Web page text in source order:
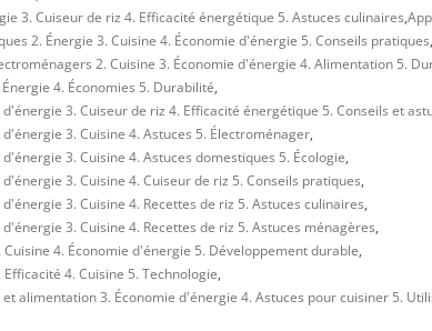
3. Cuiseur de riz 4. Efficacité énergétique 5. Astuces culinaires,
2. Énergie 3. Cuisine 4. Économie d'énergie 5. Conseils pratiques,
2. Cuisine 3. Économie d'énergie 4. Alimentation 5.
4. Économies 5. Durabilité,
3. Cuiseur de riz 4. Efficacité énergétique 5. Conseils et
3. Cuisine 4. Astuces 5. Électroménager,
3. Cuisine 4. Astuces domestiques 5. Écologie,
3. Cuisine 4. Cuiseur de riz 5. Conseils pratiques,
3. Cuisine 4. Recettes de riz 5. Astuces culinaires,
3. Cuisine 4. Recettes de riz 5. Astuces ménagères,
4. Économie d'énergie 5. Développement durable,
4. Cuisine 5. Technologie,
alimentation 3. Économie d'énergie 4. Astuces pour cuisiner 5.